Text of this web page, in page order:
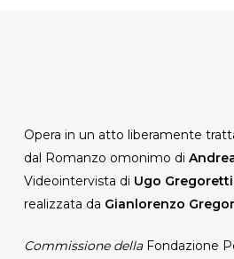
Opera in un atto liberamente
dal Romanzo omonimo di
Videointervista di Ugo Gregoretti
realizzata da Gianlorenzo
Commissione dellaFondazione